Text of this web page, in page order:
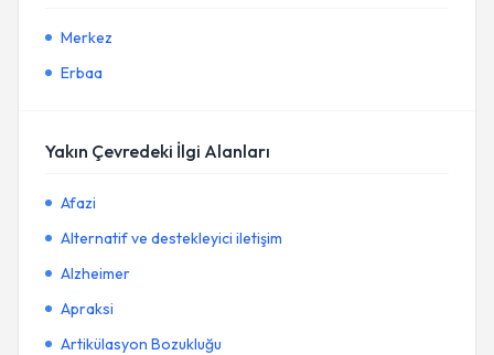
Merkez
Erbaa
Yakın Çevredeki İlgi Alanları
Afazi
Alternatif ve destekleyici iletişim
Alzheimer
Apraksi
Artikülasyon Bozukluğu